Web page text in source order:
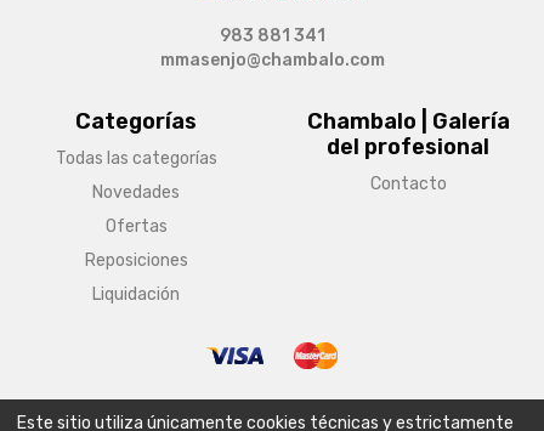
Categorías
Todas las categorías
Novedades
Ofertas
Reposiciones
Liquidación
Chambalo | Galería
del profesional
Contacto
983 881 341
mmasenjo@chambalo.com
Este sitio utiliza únicamente cookies técnicas y estrictamente